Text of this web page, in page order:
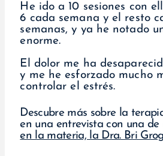
He ido a 10 sesiones con
6 cada semana y el resto
semanas, y ya he notado
enorme.
El dolor me ha
y me he esforzado mucho
controlar el estrés.
Descubre más sobre la
en una entrevista con una de
en la materia, la Dra. Bri